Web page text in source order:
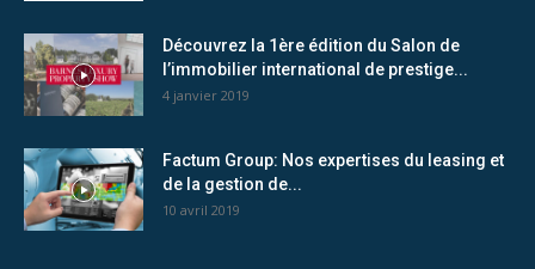
Découvrez la 1ère édition du Salon de
l’immobilier international de prestige...
4 janvier 2019
Factum Group: Nos expertises du leasing et
de la gestion de...
10 avril 2019